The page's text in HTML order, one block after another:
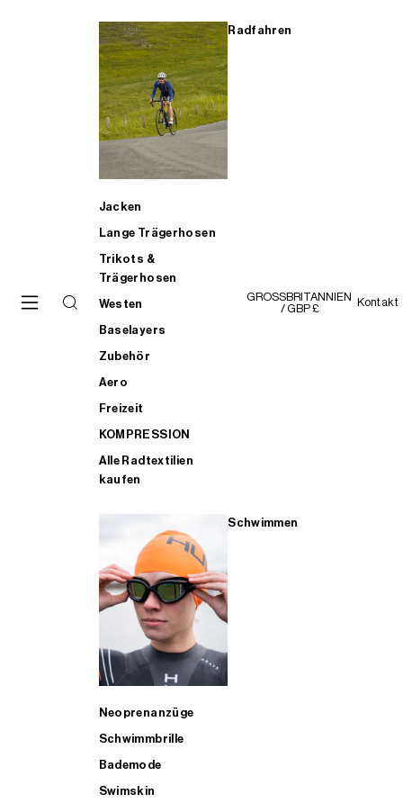
Radfahren
Jacken
Lange Trägerhosen
Trikots &
Trägerhosen
Westen
Baselayers
Zubehör
Aero
Freizeit
KOMPRESSION
Alle Radtextilien
kaufen
Schwimmen
Neoprenanzüge
Schwimmbrille
Bademode
Swimskin
GROSSBRITANNIEN
/ GBP £
Kontakt